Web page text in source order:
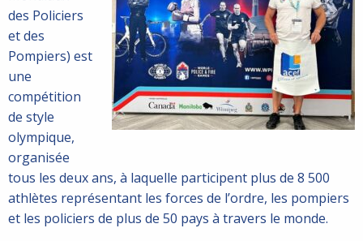
des Policiers
et des
Pompiers) est
une
compétition
de style
olympique,
organisée
tous les deux ans, à laquelle participent plus de 8 500
athlètes représentant les forces de l’ordre, les pompiers
et les policiers de plus de 50 pays à travers le monde.